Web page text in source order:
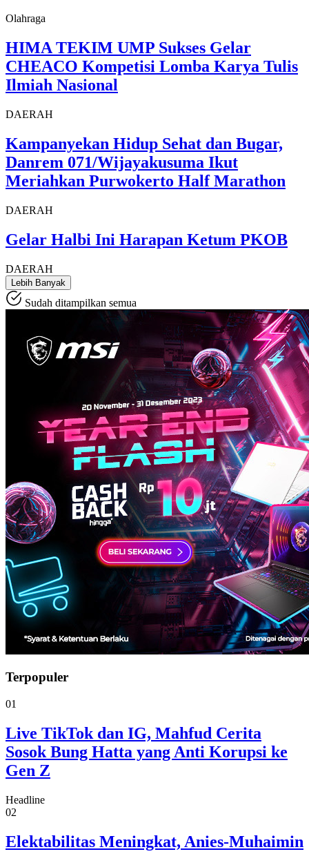
Olahraga
HIMA TEKIM UMP Sukses Gelar
CHEACO Kompetisi Lomba Karya Tulis
Ilmiah Nasional
DAERAH
Kampanyekan Hidup Sehat dan Bugar,
Danrem 071/Wijayakusuma Ikut
Meriahkan Purwokerto Half Marathon
DAERAH
Gelar Halbi Ini Harapan Ketum PKOB
DAERAH
Lebih Banyak
Sudah ditampilkan semua
Terpopuler
01
Live TikTok dan IG, Mahfud Cerita
Sosok Bung Hatta yang Anti Korupsi ke
Gen Z
Headline
02
Elektabilitas Meningkat, Anies-Muhaimin